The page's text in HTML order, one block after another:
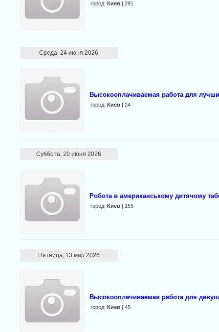
город: Киев| 291
Среда, 24 июня 2026
Высокооплачиваемая работа для
город: Киев| 24
Суббота, 20 июня 2026
Робота в американському дитячому
город: Киев| 155
Пятница, 13 мар 2026
Высокооплачиваемая работа для
город: Киев| 45